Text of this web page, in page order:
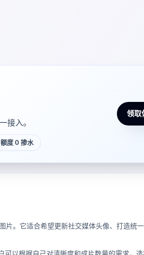
接入。
度 0 掺水
领取
片。它适合希望更新社交媒体头像、打造统
可以根据自己对清晰度和成片数量的需求，